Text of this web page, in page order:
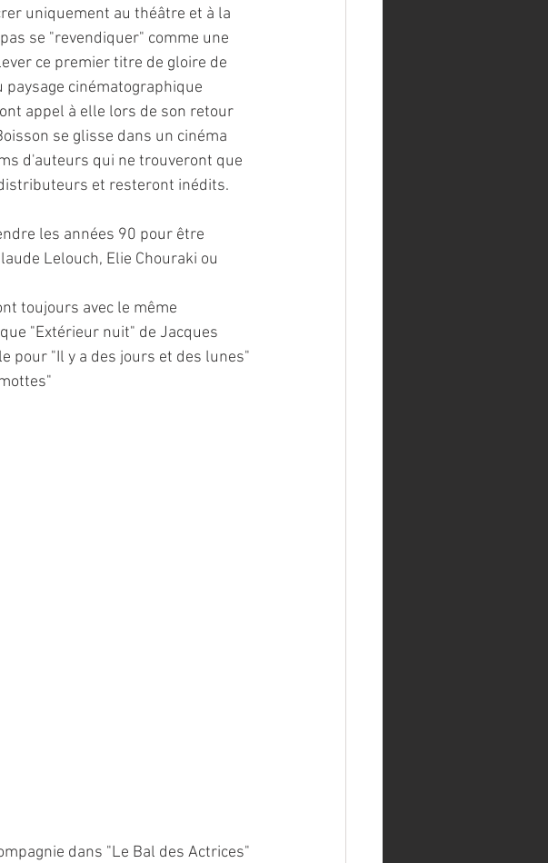
uniquement au théâtre et à la
se "revendiquer" comme une
ce premier titre de gloire de
cinématographique
appel à elle lors de son retour
se glisse dans un cinéma
d'auteurs qui ne trouveront que
et resteront inédits.
les années 90 pour être
Lelouch, Elie Chouraki ou
toujours avec le même
"Extérieur nuit" de Jacques
pour "Il y a des jours et des lunes"
dans "Le Bal des Actrices"